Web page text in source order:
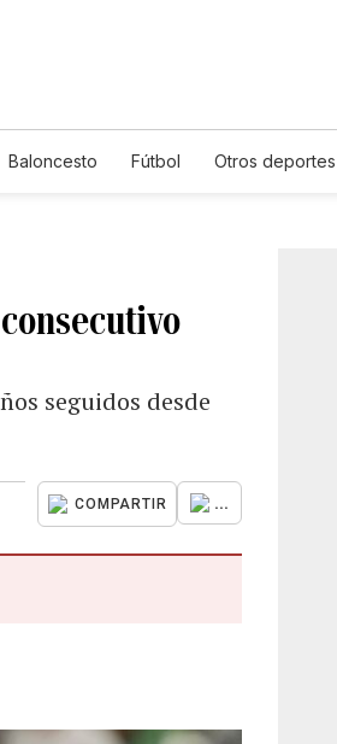
Baloncesto Fútbol Otros deportes
seguidos desde
COMPARTIR ...